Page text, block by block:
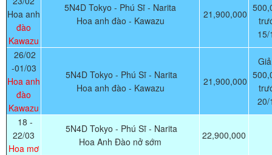
Hoa anh
đào
Kawazu
5N4D Tokyo - Phú Sĩ - Narita
Hoa anh đào - Kawazu
21,900,000
15/
26/02
-01/03
Hoa anh
đào
Kawazu
5N4D Tokyo - Phú Sĩ - Narita
Hoa anh đào - Kawazu
21,900,000
20/
18 -
22/03
Hoa mơ
5N4D Tokyo - Phú Sĩ - Narita
Hoa Anh Đào nở sớm
22,900,000